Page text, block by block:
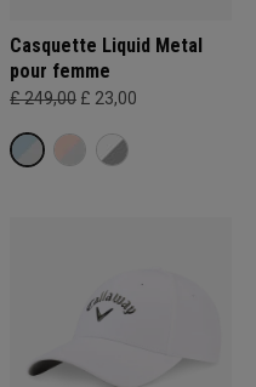
Casquette Liquid Metal
pour femme
£ 249,00 £ 23,00